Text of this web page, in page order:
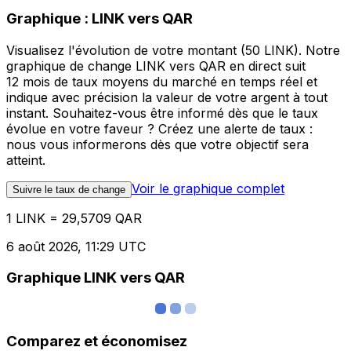
Graphique : LINK vers QAR
Visualisez l'évolution de votre montant (50 LINK). Notre
graphique de change LINK vers QAR en direct suit
12 mois de taux moyens du marché en temps réel et
indique avec précision la valeur de votre argent à tout
instant. Souhaitez-vous être informé dès que le taux
évolue en votre faveur ? Créez une alerte de taux :
nous vous informerons dès que votre objectif sera
atteint.
Suivre le taux de change Voir le graphique complet
1 LINK = 29,5709 QAR
6 août 2026, 11:29 UTC
Graphique LINK vers QAR
Comparez et économisez